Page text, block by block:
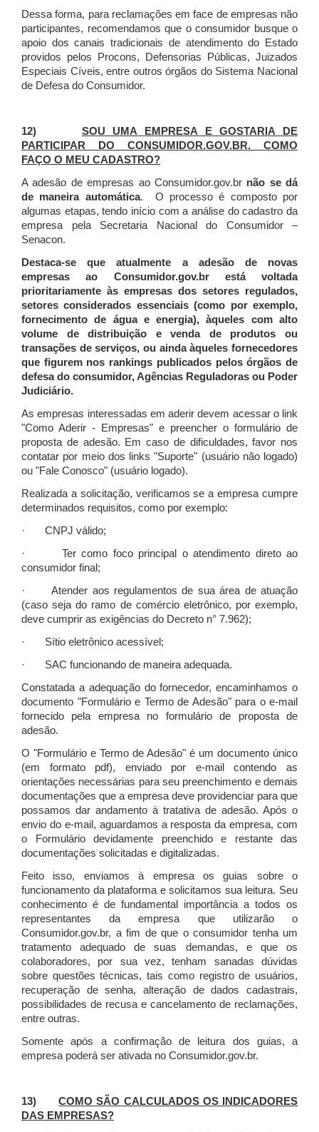
Dessa forma, para reclamações em face de empresas não
participantes, recomendamos que o consumidor busque o
apoio dos canais tradicionais de atendimento do Estado
providos pelos Procons, Defensorias Públicas, Juizados
Especiais Cíveis, entre outros órgãos do Sistema Nacional
de Defesa do Consumidor.
12) SOU UMA EMPRESA E GOSTARIA DE
PARTICIPAR DO CONSUMIDOR.GOV.BR. COMO
FAÇO O MEU CADASTRO?
A adesão de empresas ao Consumidor.gov.br não se dá
de maneira automática. O processo é composto por
algumas etapas, tendo início com a análise do cadastro da
empresa pela Secretaria Nacional do Consumidor –
Senacon.
Destaca-se que atualmente a adesão de novas
empresas ao Consumidor.gov.br está voltada
prioritariamente às empresas dos setores regulados,
setores considerados essenciais (como por exemplo,
fornecimento de água e energia), àqueles com alto
volume de distribuição e venda de produtos ou
transações de serviços, ou ainda àqueles fornecedores
que figurem nos rankings publicados pelos órgãos de
defesa do consumidor, Agências Reguladoras ou Poder
Judiciário.
As empresas interessadas em aderir devem acessar o link
"Como Aderir - Empresas" e preencher o formulário de
proposta de adesão. Em caso de dificuldades, favor nos
contatar por meio dos links "Suporte" (usuário não logado)
ou "Fale Conosco" (usuário logado).
Realizada a solicitação, verificamos se a empresa cumpre
determinados requisitos, como por exemplo:
· CNPJ válido;
· Ter como foco principal o atendimento direto ao
consumidor final;
· Atender aos regulamentos de sua área de atuação
(caso seja do ramo de comércio eletrônico, por exemplo,
deve cumprir as exigências do Decreto n° 7.962);
· Sítio eletrônico acessível;
· SAC funcionando de maneira adequada.
Constatada a adequação do fornecedor, encaminhamos o
documento "Formulário e Termo de Adesão" para o e-mail
fornecido pela empresa no formulário de proposta de
adesão.
O "Formulário e Termo de Adesão" é um documento único
(em formato pdf), enviado por e-mail contendo as
orientações necessárias para seu preenchimento e demais
documentações que a empresa deve providenciar para que
possamos dar andamento à tratativa de adesão. Após o
envio do e-mail, aguardamos a resposta da empresa, com
o Formulário devidamente preenchido e restante das
documentações solicitadas e digitalizadas.
Feito isso, enviamos à empresa os guias sobre o
funcionamento da plataforma e solicitamos sua leitura. Seu
conhecimento é de fundamental importância a todos os
representantes da empresa que utilizarão o
Consumidor.gov.br, a fim de que o consumidor tenha um
tratamento adequado de suas demandas, e que os
colaboradores, por sua vez, tenham sanadas dúvidas
sobre questões técnicas, tais como registro de usuários,
recuperação de senha, alteração de dados cadastrais,
possibilidades de recusa e cancelamento de reclamações,
entre outras.
Somente após a confirmação de leitura dos guias, a
empresa poderá ser ativada no Consumidor.gov.br.
13)COMO SÃO CALCULADOS OS INDICADORES
DAS EMPRESAS?